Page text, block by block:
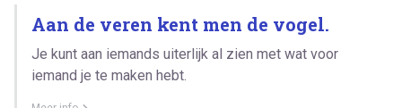
Aan de veren kent men de vogel.
Je kunt aan iemands uiterlijk al zien met wat voor
iemand je te maken hebt.